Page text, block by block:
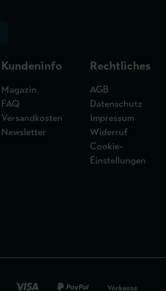
Kundeninfo
Magazin
FAQ
Versandkosten
Newsletter
Rechtliches
AGB
Datenschutz
Impressum
Widerruf
Cookie-
Einstellungen